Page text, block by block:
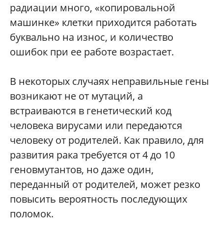
радиации много, «копировальной
машинке» клетки приходится работать
буквально на износ, и количество
ошибок при ее работе возрастает.
В некоторых случаях неправильные гены
возникают не от мутаций, а
встраиваются в генетический код
человека вирусами или передаются
человеку от родителей. Как правило, для
развития рака требуется от 4 до 10
геновмутантов, но даже один,
переданный от родителей, может резко
повысить вероятность последующих
поломок.